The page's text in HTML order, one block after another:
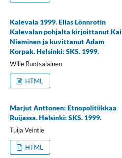
Kalevala 1999. Elias Lönnrotin
Kalevalan pohjalta kirjoittanut Kai
Nieminen ja kuvittanut Adam
Korpak. Helsinki: SKS. 1999.
Wille Ruotsalainen
HTML
Marjut Anttonen: Etnopolitiikkaa
Ruijassa. Helsinki: SKS. 1999.
Tuija Veintie
HTML